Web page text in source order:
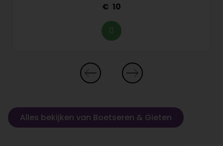
10
Alles bekijken van Boetseren & Gieten